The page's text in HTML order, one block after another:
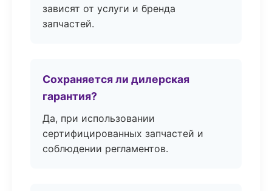
зависят от услуги и бренда
запчастей.
Сохраняется ли дилерская
гарантия?
Да, при использовании
сертифицированных запчастей и
соблюдении регламентов.